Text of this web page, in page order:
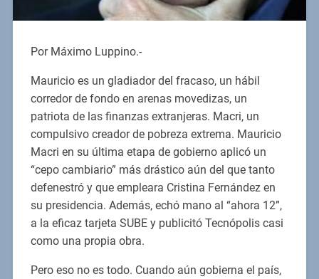
Por Máximo Luppino.-
Mauricio es un gladiador del fracaso, un hábil
corredor de fondo en arenas movedizas, un
patriota de las finanzas extranjeras. Macri, un
compulsivo creador de pobreza extrema. Mauricio
Macri en su última etapa de gobierno aplicó un
“cepo cambiario” más drástico aún del que tanto
defenestró y que empleara Cristina Fernández en
su presidencia. Además, echó mano al “ahora 12”,
a la eficaz tarjeta SUBE y publicitó Tecnópolis casi
como una propia obra.
Pero eso no es todo. Cuando aún gobierna el país,